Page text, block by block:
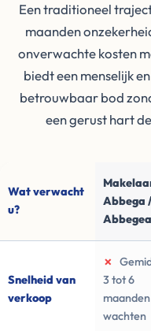
Een traditioneel
maanden
onverwachte kosten
biedt een menselijk
betrouwbaar bod
een gerust hart
Wat verwacht
u?
Abbega /
Abbegea
Snelheid van
verkoop
✗
3 tot 6
maanden
wachten